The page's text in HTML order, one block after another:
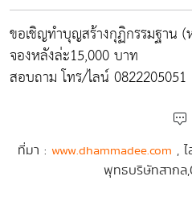
ขอเชิญทำบุญสร้างกุฏิกรรมฐาน
จองหลังล่ะ15,000 บาท
สอบถาม โทร/ไลน์ 0822205051
ที่มา : www.dhammadee.com ,
พุทธบริษัทสากล